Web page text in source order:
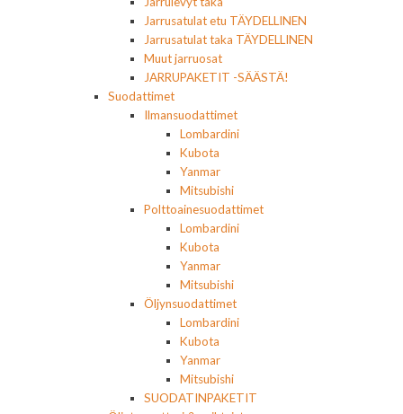
Jarrusatulat etu TÄYDELLINEN
Jarrusatulat taka TÄYDELLINEN
Muut jarruosat
JARRUPAKETIT -SÄÄSTÄ!
Suodattimet
Ilmansuodattimet
Lombardini
Kubota
Yanmar
Mitsubishi
Polttoainesuodattimet
Lombardini
Kubota
Yanmar
Mitsubishi
Öljynsuodattimet
Lombardini
Kubota
Yanmar
Mitsubishi
SUODATINPAKETIT